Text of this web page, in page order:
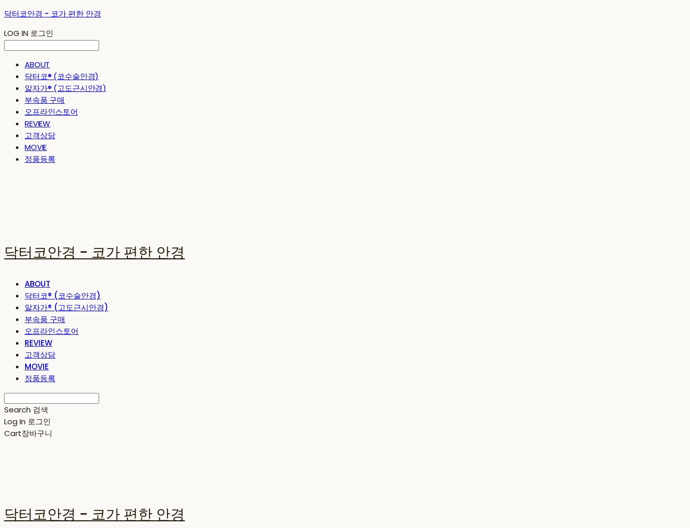
닥터코안경 - 코가 편한 안경
LOG IN 로그인
ABOUT
닥터코® (코수술안경)
알자가® (고도근시안경)
부속품 구매
오프라인스토어
REVIEW
고객상담
MOVIE
정품등록
닥터코안경 - 코가 편한 안경
ABOUT
닥터코® (코수술안경)
알자가® (고도근시안경)
부속품 구매
오프라인스토어
REVIEW
고객상담
MOVIE
정품등록
Search 검색
Log In 로그인
Cart장바구니
닥터코안경 - 코가 편한 안경